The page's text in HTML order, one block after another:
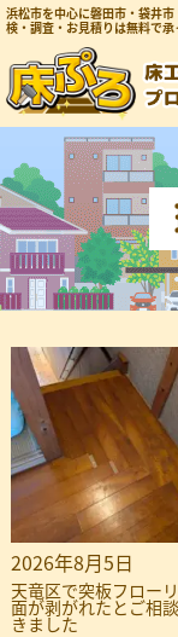
浜松市を中心に磐田市・袋井
検・調査・お見積りは無料で承
2026年8月5日
天竜区で突板フロー
面が剥がれたとご相
きました